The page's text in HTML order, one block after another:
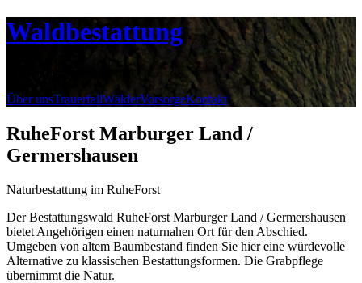
Waldbestattung
Über unsTrauerfallWälderVorsorgeKontakt
RuheForst Marburger Land /
Germershausen
Naturbestattung im RuheForst
Der Bestattungswald RuheForst Marburger Land / Germershausen
bietet Angehörigen einen naturnahen Ort für den Abschied.
Umgeben von altem Baumbestand finden Sie hier eine würdevolle
Alternative zu klassischen Bestattungsformen. Die Grabpflege
übernimmt die Natur.